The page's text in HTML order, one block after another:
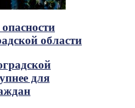
области
для